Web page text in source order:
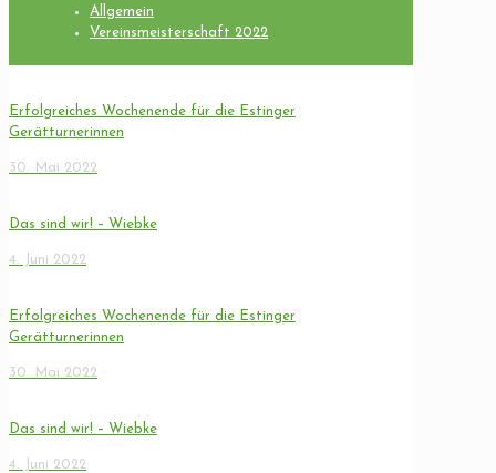
Allgemein
Vereinsmeisterschaft 2022
Erfolgreiches Wochenende für die Estinger
Gerätturnerinnen
30. Mai 2022
Das sind wir! – Wiebke
4. Juni 2022
Erfolgreiches Wochenende für die Estinger
Gerätturnerinnen
30. Mai 2022
Das sind wir! – Wiebke
4. Juni 2022